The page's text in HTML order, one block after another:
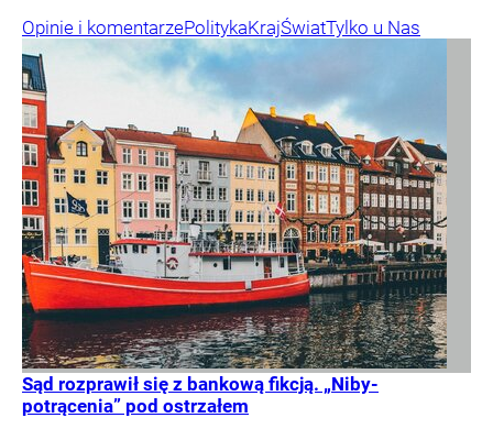
Opinie i komentarzePolitykaKrajŚwiatTylko u Nas
Sąd rozprawił się z bankową fikcją. „Niby-
potrącenia” pod ostrzałem